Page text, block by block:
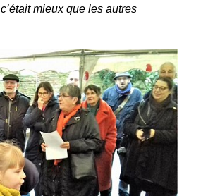
mieux que les autres